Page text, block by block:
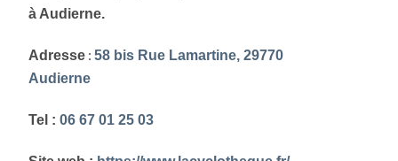
à Audierne.
Adresse : 58 bis Rue Lamartine, 29770
Audierne
Tel : 06 67 01 25 03